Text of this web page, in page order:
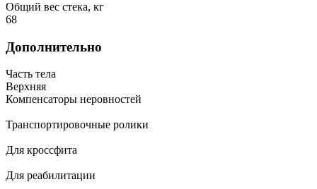
Общий вес стека, кг
68
Дополнительно
Часть тела
Верхняя
Компенсаторы неровностей
Транспортировочные ролики
Для кроссфита
Для реабилитации